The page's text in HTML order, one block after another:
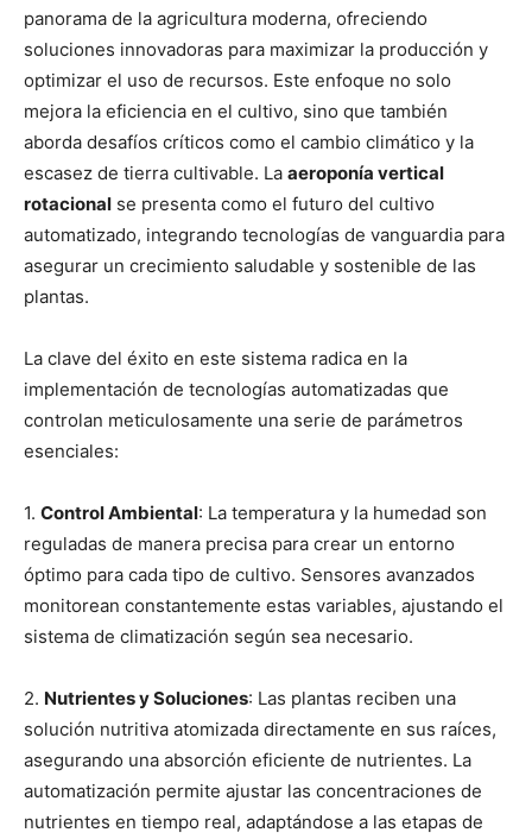
panorama de la agricultura moderna, ofreciendo
soluciones innovadoras para maximizar la producción y
optimizar el uso de recursos. Este enfoque no solo
mejora la eficiencia en el cultivo, sino que también
aborda desafíos críticos como el cambio climático y la
escasez de tierra cultivable. La aeroponía vertical
rotacional se presenta como el futuro del cultivo
automatizado, integrando tecnologías de vanguardia para
asegurar un crecimiento saludable y sostenible de las
plantas.
La clave del éxito en este sistema radica en la
implementación de tecnologías automatizadas que
controlan meticulosamente una serie de parámetros
esenciales:
1. Control Ambiental: La temperatura y la humedad son
reguladas de manera precisa para crear un entorno
óptimo para cada tipo de cultivo. Sensores avanzados
monitorean constantemente estas variables, ajustando el
sistema de climatización según sea necesario.
2. Nutrientes y Soluciones: Las plantas reciben una
solución nutritiva atomizada directamente en sus raíces,
asegurando una absorción eficiente de nutrientes. La
automatización permite ajustar las concentraciones de
nutrientes en tiempo real, adaptándose a las etapas de